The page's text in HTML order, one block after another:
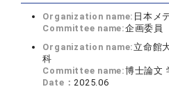
Organization name: 日本メ
Committee name:企画委員
Organization name: 立命館
科
Committee name:博士論文
Date：2025.06